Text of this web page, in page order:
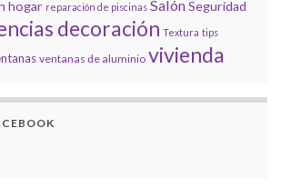
hogar reparación de piscinas SalónSeguridad
decoración Textura tips
ventanas de aluminio vivienda